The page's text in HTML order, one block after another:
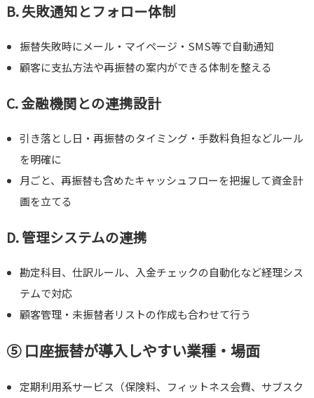
B. 失敗通知とフォロー体制
振替失敗時にメール・マイページ・SMS等で自動通知
顧客に支払方法や再振替の案内ができる体制を整える
C. 金融機関との連携設計
引き落とし日・再振替のタイミング・手数料負担などルール
を明確に
月ごと、再振替も含めたキャッシュフローを把握して資金計
画を立てる
D. 管理システムの連携
勘定科目、仕訳ルール、入金チェックの自動化など経理シス
テムで対応
顧客管理・未振替者リストの作成も合わせて行う
⑤ 口座振替が導入しやすい業種・場面
定期利用系サービス（保険料、フィットネス会費、サブスク